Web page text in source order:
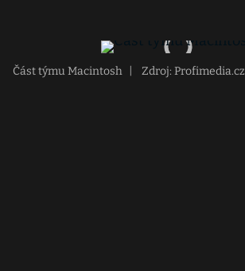
Část týmu Macintosh Zdroj: Profimedia.cz